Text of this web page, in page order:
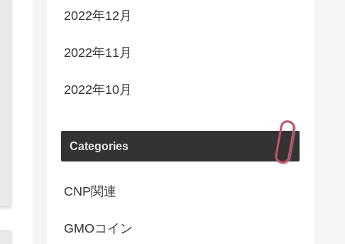
2022年12月
2022年11月
2022年10月
Categories
CNP関連
GMOコイン